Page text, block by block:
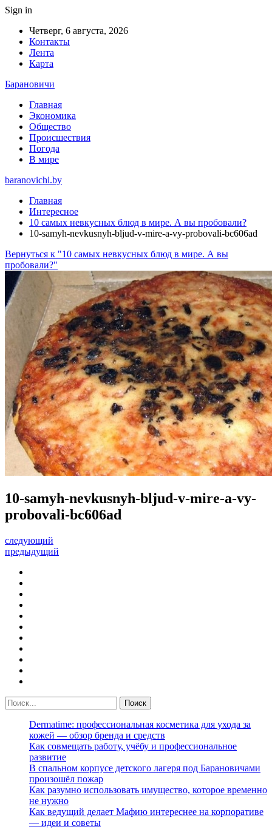
Sign in
Четверг, 6 августа, 2026
Контакты
Лента
Карта
Барановичи
Главная
Экономика
Общество
Происшествия
Погода
В мире
baranovichi.by
Главная
Интересное
10 самых невкусных блюд в мире. А вы пробовали?
10-samyh-nevkusnyh-bljud-v-mire-a-vy-probovali-bc606ad
Вернуться к "10 самых невкусных блюд в мире. А вы
пробовали?"
10-samyh-nevkusnyh-bljud-v-mire-a-vy-
probovali-bc606ad
следующий
предыдущий
Dermatime: профессиональная косметика для ухода за
кожей — обзор бренда и средств
Как совмещать работу, учёбу и профессиональное
развитие
В спальном корпусе детского лагеря под Барановичами
произошёл пожар
Как разумно использовать имущество, которое временно
не нужно
Как ведущий делает Мафию интереснее на корпоративе
— идеи и советы